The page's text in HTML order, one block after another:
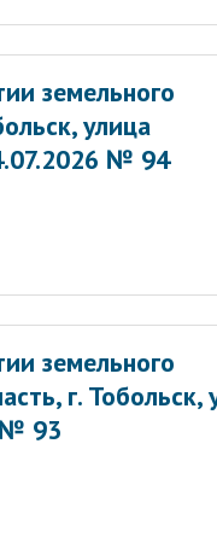
земельного
улица
№ 94
земельного
г. Тобольск,
№ 93